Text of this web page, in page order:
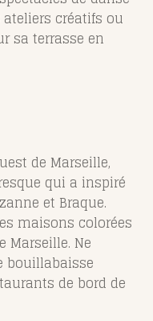
créatifs ou
sa terrasse en
de Marseille,
qui a inspiré
et Braque.
maisons colorées
Marseille. Ne
bouillabaisse
de bord de